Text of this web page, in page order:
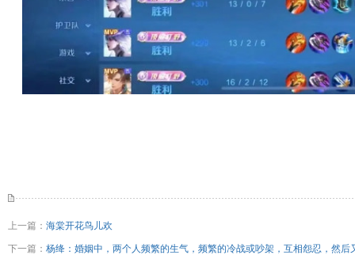
上一篇： 海棠开花鸟儿欢
下一篇： 杨绛：婚姻中，两个人频繁的生气，频繁的冷战或吵架，互相怨忍，然